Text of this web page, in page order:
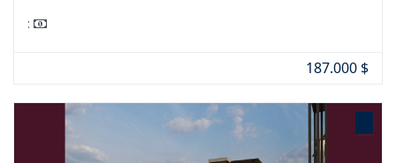
:
187.000 $